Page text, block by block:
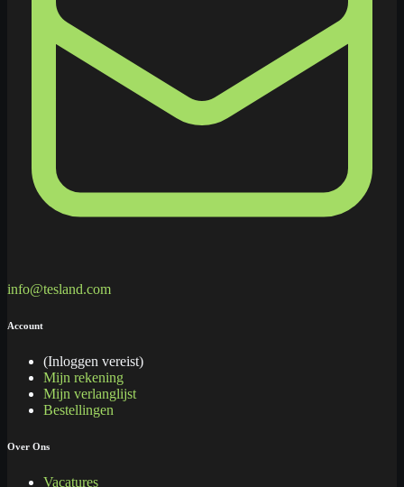
info@tesland.com
Account
(Inloggen vereist)
Mijn rekening
Mijn verlanglijst
Bestellingen
Over Ons
Vacatures